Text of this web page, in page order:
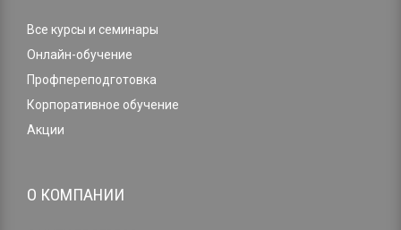
Все курсы и семинары
Онлайн-обучение
Профпереподготовка
Корпоративное обучение
Акции
О КОМПАНИИ